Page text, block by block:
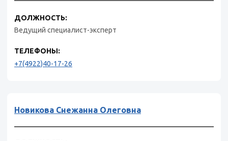
ДОЛЖНОСТЬ:
Ведущий специалист-эксперт
ТЕЛЕФОНЫ:
+7(4922)40-17-26
Новикова Снежанна Олеговна